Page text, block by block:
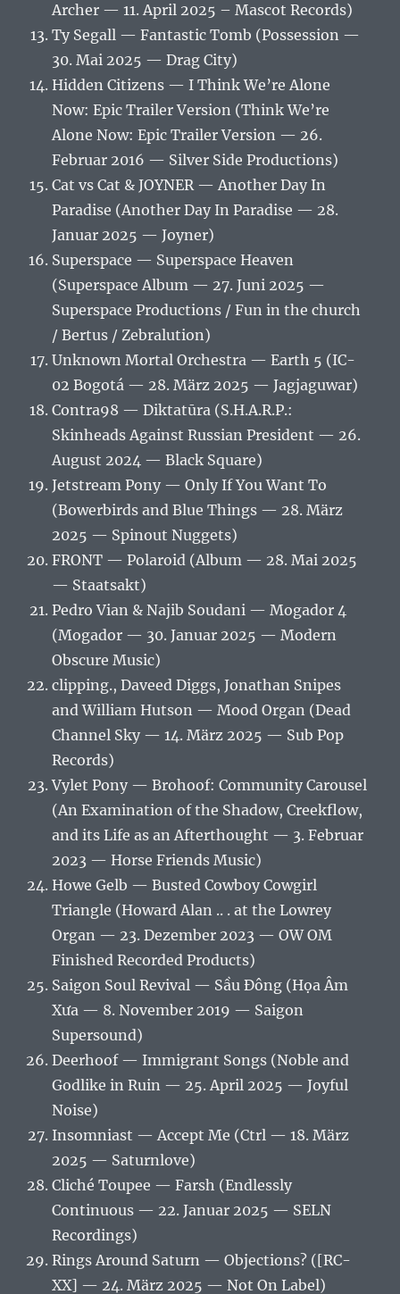
Archer — 11. April 2025 – Mascot Records)
Ty Segall — Fantastic Tomb (Possession —
30. Mai 2025 — Drag City)
Hidden Citizens — I Think We’re Alone
Now: Epic Trailer Version (Think We’re
Alone Now: Epic Trailer Version — 26.
Februar 2016 — Silver Side Productions)
Cat vs Cat & JOYNER — Another Day In
Paradise (Another Day In Paradise — 28.
Januar 2025 — Joyner)
Superspace — Superspace Heaven
(Superspace Album — 27. Juni 2025 —
Superspace Productions / Fun in the church
/ Bertus / Zebralution)
Unknown Mortal Orchestra — Earth 5 (IC-
02 Bogotá — 28. März 2025 — Jagjaguwar)
Contra98 — Diktatūra (S.H.A.R.P.:
Skinheads Against Russian President — 26.
August 2024 — Black Square)
Jetstream Pony — Only If You Want To
(Bowerbirds and Blue Things — 28. März
2025 — Spinout Nuggets)
FRONT — Polaroid (Album — 28. Mai 2025
— Staatsakt)
Pedro Vian & Najib Soudani — Mogador 4
(Mogador — 30. Januar 2025 — Modern
Obscure Music)
clipping., Daveed Diggs, Jonathan Snipes
and William Hutson — Mood Organ (Dead
Channel Sky — 14. März 2025 — Sub Pop
Records)
Vylet Pony — Brohoof: Community Carousel
(An Examination of the Shadow, Creekflow,
and its Life as an Afterthought — 3. Februar
2023 — Horse Friends Music)
Howe Gelb — Busted Cowboy Cowgirl
Triangle (Howard Alan .. . at the Lowrey
Organ — 23. Dezember 2023 — OW OM
Finished Recorded Products)
Saigon Soul Revival — Sầu Đông (Họa Âm
Xưa — 8. November 2019 — Saigon
Supersound)
Deerhoof — Immigrant Songs (Noble and
Godlike in Ruin — 25. April 2025 — Joyful
Noise)
Insomniast — Accept Me (Ctrl — 18. März
2025 — Saturnlove)
Cliché Toupee — Farsh (Endlessly
Continuous — 22. Januar 2025 — SELN
Recordings)
Rings Around Saturn — Objections? ([RC-
XX] — 24. März 2025 — Not On Label)